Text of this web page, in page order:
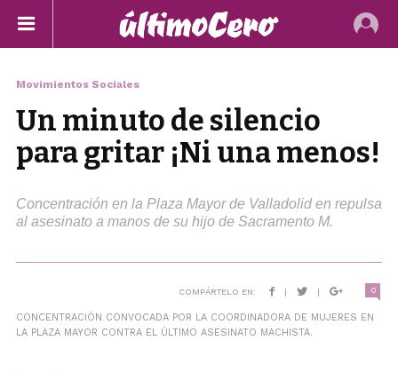
Movimientos Sociales
Un minuto de silencio
para gritar ¡Ni una menos!
Concentración en la Plaza Mayor de Valladolid en repulsa
al asesinato a manos de su hijo de Sacramento M.
COMPÁRTELO EN: | | 0
CONCENTRACIÓN CONVOCADA POR LA COORDINADORA DE MUJERES EN
LA PLAZA MAYOR CONTRA EL ÚLTIMO ASESINATO MACHISTA.